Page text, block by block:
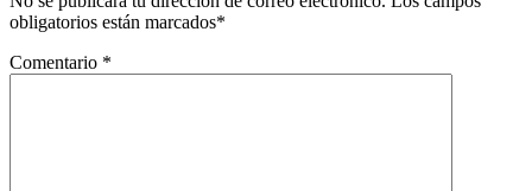
obligatorios están marcados*
Comentario *